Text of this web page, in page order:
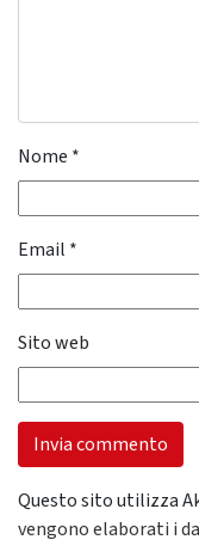
Nome *
Email *
Sito web
Questo sito utilizza
vengono elaborati i